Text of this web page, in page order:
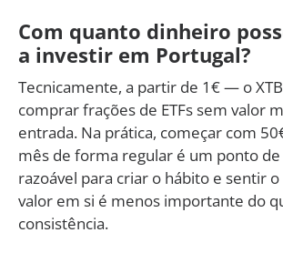
Com quanto dinheiro
a investir em Portugal?
Tecnicamente, a partir de 1€ — o
comprar frações de ETFs sem valor
entrada. Na prática, começar com
mês de forma regular é um ponto
razoável para criar o hábito e sentir
valor em si é menos importante do
consistência.